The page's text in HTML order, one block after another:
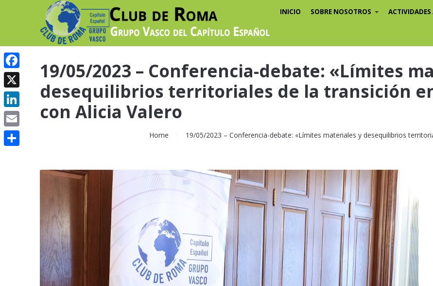
INICIO SOBRE NOSOTROS ACTIVIDADES
19/05/2023 – Conferencia-debate: «Límites
desequilibrios territoriales de la transición
con Alicia Valero
Home 19/05/2023 – Conferencia-debate: «Límites materiales y desequilibrios
Facebook
X
LinkedIn
Email